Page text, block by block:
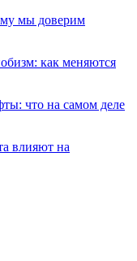
мы доверим
как меняются
что на самом деле
влияют на